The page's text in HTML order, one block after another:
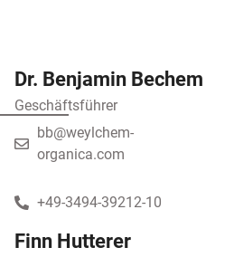
Dr. Benjamin Bechem
Geschäftsführer
bb@weylchem-
organica.com
+49-3494-39212-10
Finn Hutterer